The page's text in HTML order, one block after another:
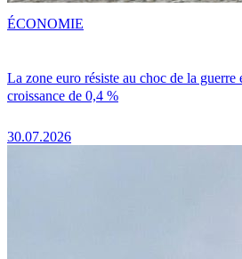
La zone euro résiste au choc de la
croissance de 0,4 %
30.07.2026
ÉCONOMIE